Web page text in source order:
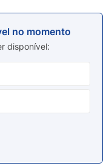
no momento
disponível